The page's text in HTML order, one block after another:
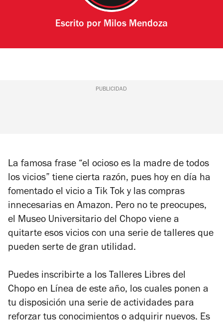
Escrito por Milos Mendoza
PUBLICIDAD
La famosa frase “el ocioso es la madre de todos
los vicios” tiene cierta razón, pues hoy en día ha
fomentado el vicio a Tik Tok y las compras
innecesarias en Amazon. Pero no te preocupes,
el Museo Universitario del Chopo viene a
quitarte esos vicios con una serie de talleres que
pueden serte de gran utilidad.
Puedes inscribirte a los Talleres Libres del
Chopo en Línea de este año, los cuales ponen a
tu disposición una serie de actividades para
reforzar tus conocimientos o adquirir nuevos. Es